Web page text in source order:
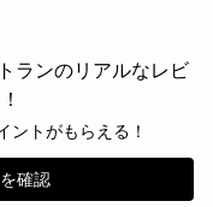
ランのリアルなレビ
ントがもらえる！
確認